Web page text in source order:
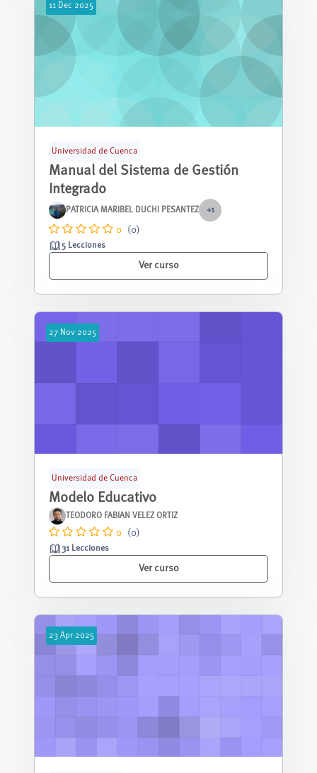
11 Dec 2025
Universidad de Cuenca
Manual del Sistema de Gestión
Integrado
PATRICIA MARIBEL DUCHI PESANTEZ +1
0 (0)
5 Lecciones
Ver curso
27 Nov 2025
Universidad de Cuenca
Modelo Educativo
TEODORO FABIAN VELEZ ORTIZ
0 (0)
31 Lecciones
Ver curso
23 Apr 2025